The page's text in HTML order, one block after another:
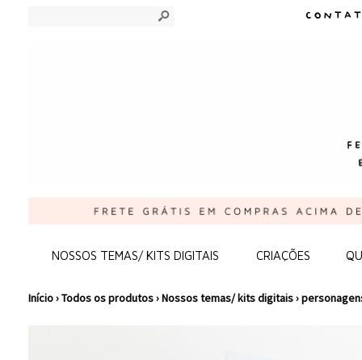
s
NOSSOS TEMAS/ KITS DIGITAIS CRIAÇÕES
Início›Todos os produtos›Nossos temas/ kits digitais›